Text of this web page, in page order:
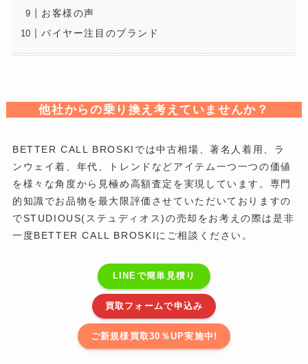
お客様の声
バイヤー注目のブランド
他社からの乗り換え考えていませんか？
BETTER CALL BROSKIでは中古相場、著名人着用、ラ
ンウェイ着、年代、トレンドなどアイテム一つ一つの価値
を様々な角度から見極め高額査定を実現しています。専門
的知識でお品物を最大限評価させていただいておりますの
でSTUDIOUS(ステュディオス)の売却をお考えの際は是非
一度BETTER CALL BROSKIにご相談ください。
LINEで簡単見積り
買取フォームで申込み
ご新規様買取30％UP実施中!